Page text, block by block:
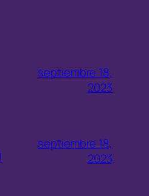
septiembre 18,
2023
septiembre 18,
2023